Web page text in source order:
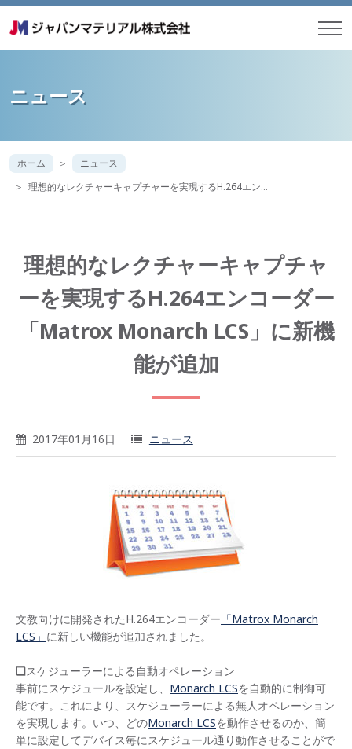
ニュース
ホーム
ニュース
理想的なレクチャーキャプチャーを実現するH.264エン…
理想的なレクチャーキャプチャ
ーを実現するH.264エンコーダー
「Matrox Monarch LCS」に新機
能が追加
2017年01月16日 ニュース
文教向けに開発されたH.264エンコーダー 「Matrox Monarch
LCS」 に新しい機能が追加されました。
❑スケジューラーによる自動オペレーション
事前にスケジュールを設定し、 Monarch LCSを自動的に制御可
能です。これにより、スケジューラーによる無人オペレーション
を実現します。いつ、どのMonarch LCSを動作させるのか、簡
単に設定してデバイス毎にスケジュール通り動作させることがで